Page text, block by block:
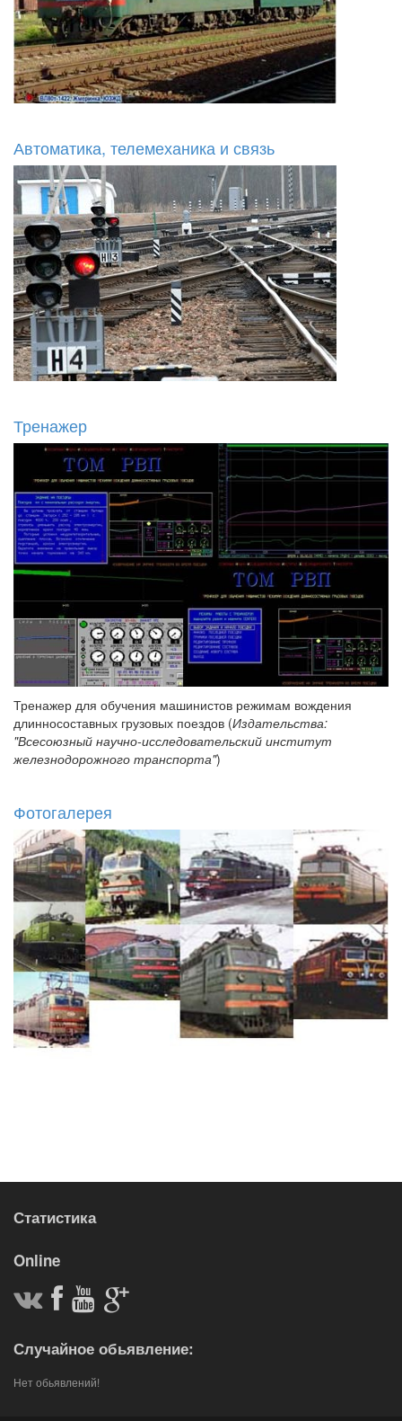
Автоматика, телемеханика и связь
Тренажер
Тренажер для обучения машинистов режимам вождения
длинносоставных грузовых поездов (Издательства:
"Всесоюзный научно-исследовательский институт
железнодорожного транспорта")
Фотогалерея
Статистика
Online
Случайное обьявление:
Нет обьявлений!